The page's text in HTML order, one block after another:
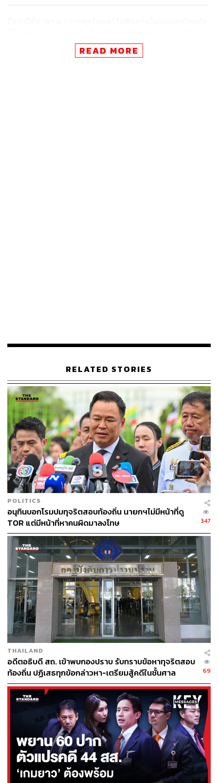
ยังมีหน่วยงานอิสระอย่างสำนักงานคณะกรรมการป้องกัน
การทุจริตแห่งชาติ (ป.ป.ช.) ที่คอยเป็นหูเป็นตาแทนพี่น้อง
“สำนักงาน ป.ป.ช. ตระหนักดีว่า การป้องกันและปราบปราม
การทุจริตเป็นเรื่องที่จะต้องอาศัยพลังจากทุกภาคส่วนในการ
ร่วมมือกันขับเคลื่อนการดำเนินงานในทุกมิติด้วยความเข้ม
แข็ง เพื่อให้บรรลุตามเป้าหมายยุทธศาสตร์ชาติฯ และแผนแม่
บทฯ สำนักงาน ป.ป.ช. จึงให้ความสำคัญในการบูรณาการ
การทำงานร่วมกับทุกภาคส่วน ทั้งภาครัฐ ภาคประชาชน
ภาคเอกชน ในการขับเคลื่อนการดำเนินงานในทุกมิติ”
นิวัติไชยกล่าวถึงแนวทางการทำงานของสำนักงาน ป.ป.ช.
ตามบทบัญญัติของรัฐธรรมนูญแห่งราชอาณาจักรไทย พ.ศ.
2560 และพระราชบัญญัติประกอบรัฐธรรมนูญว่าด้วยการ
ป้องกันและปราบปรามการทุจริต พ.ศ. 2561 เพื่อขับเคลื่อน
การป้องกันและปราบปรามการทุจริตและประพฤติมิชอบ
อย่างมีบูรณาการ ซึ่งเป็นเรื่องที่มีความสำคัญต่อการพัฒนา
ประเทศในภาพรวม ช่วยส่งเสริมให้ภาครัฐมีความโปร่งใส
ปลอดการทุจริตและประพฤติมิชอบ การดำเนินงานของภาค
รัฐเป็นไปอย่างมีประสิทธิภาพ
สถิติการรับเรื่องเรียนในปีงบประมาณ 2566
READ MORE
RELATED STORIES
POLITICS
อนุทินบอกโรมปมทุจริตสอบท้องถิ่น นายกฯไม่มีหน้าที่ดู
TOR แต่มีหน้าที่หาคนผิดมาลงโทษ
347
THAILAND
อดีตอธิบดี สถ. เข้าพบกองปราบ รับทราบข้อหาทุจริตสอบ
ท้องถิ่น ปฏิเสธทุกข้อกล่าวหา-เตรียมสู้คดีในชั้นศาล
69